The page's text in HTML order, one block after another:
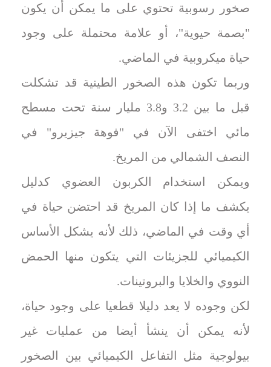
صخور رسوبية تحتوي على ما يمكن أن يكون
"بصمة حيوية"، أو علامة محتملة على وجود
حياة ميكروبية في الماضي.
وربما تكون هذه الصخور الطينية قد تشكلت
قبل ما بين 3.2 و3.8 مليار سنة تحت ‌مسطح
مائي اختفى الآن في "فوهة جيزيرو" في
النصف الشمالي من المريخ.
ويمكن استخدام الكربون العضوي كدليل
يكشف ما إذا كان المريخ قد احتضن حياة في
أي وقت في ‌الماضي، ذلك لأنه يشكل الأساس
الكيميائي للجزيئات ‌التي يتكون منها الحمض
النووي والخلايا والبروتينات.
لكن وجوده لا يعد دليلا قطعيا على وجود حياة،
لأنه يمكن أن ينشأ أيضا من عمليات غير
بيولوجية مثل التفاعل الكيميائي بين الصخور